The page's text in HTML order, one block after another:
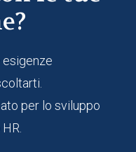
per lo sviluppo